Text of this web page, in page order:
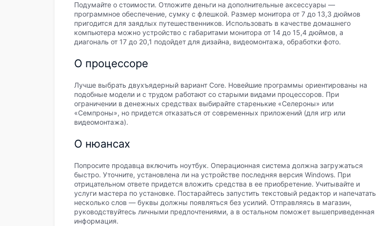
Подумайте о стоимости. Отложите деньги на дополнительные аксессуары —
программное обеспечение, сумку с флешкой. Размер монитора от 7 до 13,3 дюймов
пригодится для заядлых путешественников. Использовать в качестве домашнего
компьютера можно устройство с габаритами монитора от 14 до 15,4 дюймов, а
диагональ от 17 до 20,1 подойдет для дизайна, видеомонтажа, обработки фото.
О процессоре
Лучше выбрать двухъядерный вариант Core. Новейшие программы ориентированы на
подобные модели и с трудом работают со старыми видами процессоров. При
ограничении в денежных средствах выбирайте старенькие «Селероны» или
«Семпроны», но придется отказаться от современных приложений (для игр или
видеомонтажа).
О нюансах
Попросите продавца включить ноутбук. Операционная система должна загружаться
быстро. Уточните, установлена ли на устройстве последняя версия Windows. При
отрицательном ответе придется вложить средства в ее приобретение. Учитывайте и
услуги мастера по установке. Постарайтесь запустить текстовый редактор и напечатать
несколько слов — буквы должны появляться без усилий. Отправляясь в магазин,
руководствуйтесь личными предпочтениями, а в остальном поможет вышеприведенная
информация.